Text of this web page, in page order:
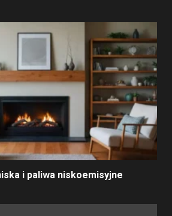
i paliwa niskoemisyjne